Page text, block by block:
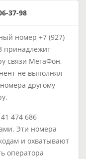
37-98
номер +7 (927)
принадлежит
связи МегаФон,
не выполнял
другому
474 686
Эти номера
и охватывают
оператора